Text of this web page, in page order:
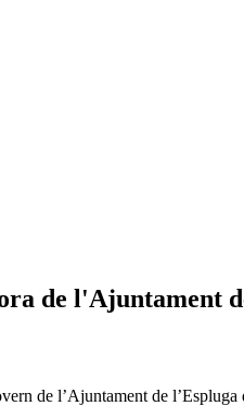
de l'Ajuntament
de l’Ajuntament de